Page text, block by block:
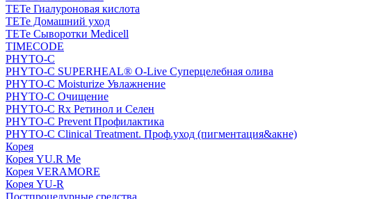
TETe Гиалуроновая кислота
TETe Домашний уход
TETe Сыворотки Medicell
TIMECODE
PHYTO-C
PHYTO-C SUPERHEAL® O-Live Суперцелебная олива
PHYTO-C Moisturize Увлажнение
PHYTO-C Очищение
PHYTO-C Rx Ретинол и Селен
PHYTO-C Prevent Профилактика
PHYTO-C Clinical Treatment. Проф.уход (пигментация&акне)
Корея
Корея YU.R Me
Корея VERAMORE
Корея YU-R
Постпроцедурные средства